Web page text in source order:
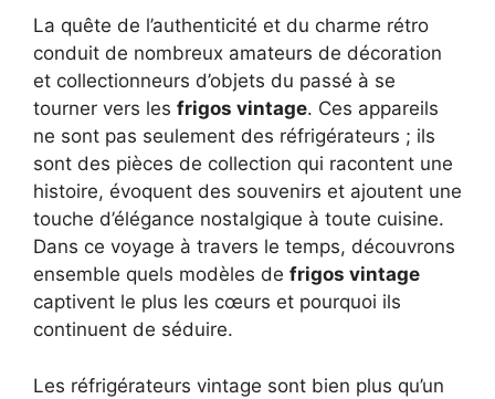
La quête de l’authenticité et du charme rétro
conduit de nombreux amateurs de décoration
et collectionneurs d’objets du passé à se
tourner vers les frigos vintage. Ces appareils
ne sont pas seulement des réfrigérateurs ; ils
sont des pièces de collection qui racontent une
histoire, évoquent des souvenirs et ajoutent une
touche d’élégance nostalgique à toute cuisine.
Dans ce voyage à travers le temps, découvrons
ensemble quels modèles de frigos vintage
captivent le plus les cœurs et pourquoi ils
continuent de séduire.
Les réfrigérateurs vintage sont bien plus qu’un